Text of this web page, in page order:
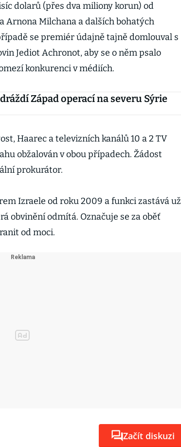
dolarů (přes dva miliony korun) od
Arnona Milchana a dalších bohatých
se premiér údajně tajně domlouval s
Jediot Achronot, aby se o něm psalo
konkurenci v médiích.
Západ operací na severu Sýrie
Haarec a televizních kanálů 10 a 2 TV
obžalován v obou případech. Žádost
prokurátor.
Izraele od roku 2009 a funkci zastává už
obvinění odmítá. Označuje se za oběť
od moci.
Začít diskuzi